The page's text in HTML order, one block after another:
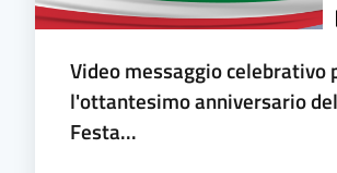
Video messaggio celebrativo
l'ottantesimo anniversario
Festa...